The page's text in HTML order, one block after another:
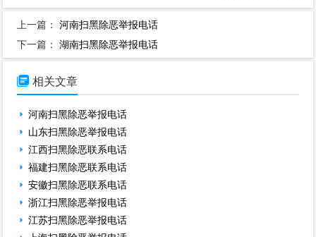
上一篇：河南扫黑除恶举报电话
下一篇：湖南扫黑除恶举报电话
 相关文章
河南扫黑除恶举报电话
山东扫黑除恶举报电话
江西扫黑除恶联系电话
福建扫黑除恶联系电话
安徽扫黑除恶联系电话
浙江扫黑除恶举报电话
江苏扫黑除恶举报电话